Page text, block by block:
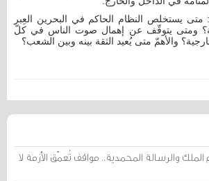
متى يستخلص النظام الحاكم في البحرين العِبر
ومتى يتوقّف عن إهمال صوت الناس في كلّ
والأهمّ متى يُعيد الثقة بينه وبين الشعب؟
الملك والرسالة المحمدية.. مواقف تُعمّق الأزمة لا